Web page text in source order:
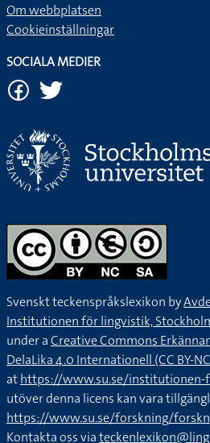
Om webbplatsen
Cookieinställningar
SOCIALA MEDIER
Svenskt teckenspråkslexikon by
Institutionen för lingvistik,
under aCreative Commons
DelaLika 4.0 Internationell (CC BY-
athttps://www.su.se/
utöver denna licens kan vara
https://www.su.se/forskning/
Kontakta oss via